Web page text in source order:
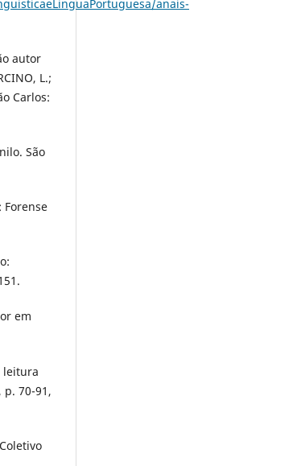
anais-
autor
L.;
Carlos:
São
Forense
em
leitura
p. 70-91,